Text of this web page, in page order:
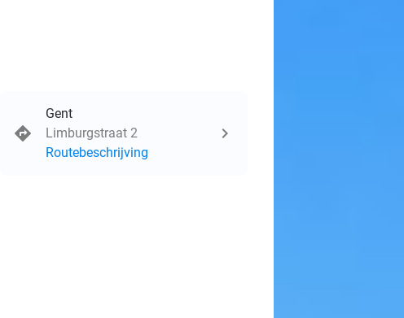
Gent
Limburgstraat 2
Routebeschrijving